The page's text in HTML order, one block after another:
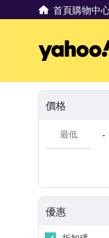
首頁購物中
價格
-
優惠